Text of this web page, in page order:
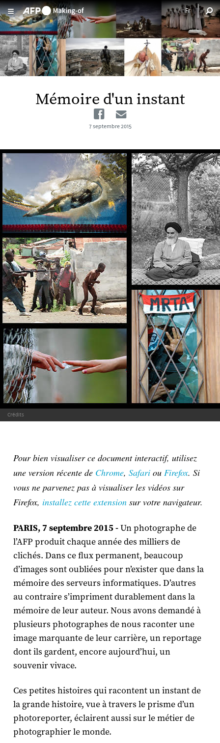
Aller au contenu principal
Mémoire d'un instant
Facebook
7 septembre 2015
Pour bien visualiser ce document interactif, utilisez
une version récente de Chrome, Safariou Firefox. Si
vous ne parvenez pas à visualiser les vidéos sur
Firefox, installez cette extensionsur votre navigateur.
PARIS, 7 septembre 2015 -Un photographe de
l’AFP produit chaque année des milliers de
clichés. Dans ce flux permanent, beaucoup
d’images sont oubliées pour n’exister que dans la
mémoire des serveurs informatiques. D’autres
au contraire s’impriment durablement dans la
mémoire de leur auteur. Nous avons demandé à
plusieurs photographes de nous raconter une
image marquante de leur carrière, un reportage
dont ils gardent, encore aujourd’hui, un
souvenir vivace.
Ces petites histoires qui racontent un instant de
la grande histoire, vue à travers le prisme d’un
photoreporter, éclairent aussi sur le métier de
photographier le monde.